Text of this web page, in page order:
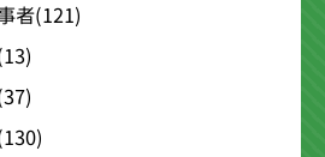
者(121)